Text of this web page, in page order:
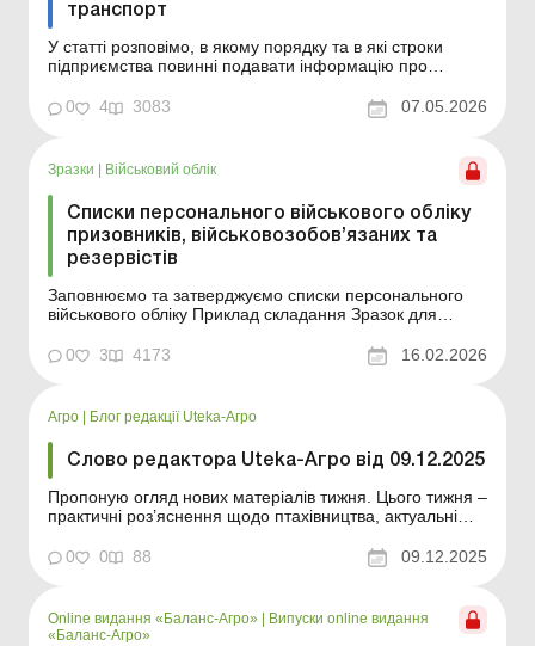
транспорт
У статті розповімо, в якому порядку та в які строки
підприємства повинні подавати інформацію про
транспортних засобів (далі – ТЗ), зобов’язані двічі на
рік інформувати Територіальні центри комплектування
0 4 3083 07.05.2026
Зразки | Військовий облік
Списки персонального військового обліку
призовників, військовозобов’язаних та
резервістів
Заповнюємо та затверджуємо списки персонального
військового обліку Приклад складання Зразок для
0
3 4173 16.02.2026
Агро Блог редакції Uteka-Агро
Слово редактора Uteka-Агро від 09.12.2025
Пропоную огляд нових матеріалів тижня. Цього тижня –
практичні роз’яснення щодо птахівництва, актуальні
бронювання та індексації зарплати за грудень. Дорогі
0 0 88 09.12.2025
Online видання «Баланс-Агро»
Випуски online видання
«Баланс-Агро»